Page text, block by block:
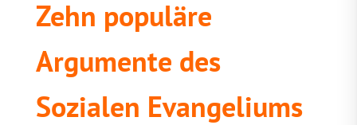
Zehn populäre
Argumente des
Sozialen Evangeliums